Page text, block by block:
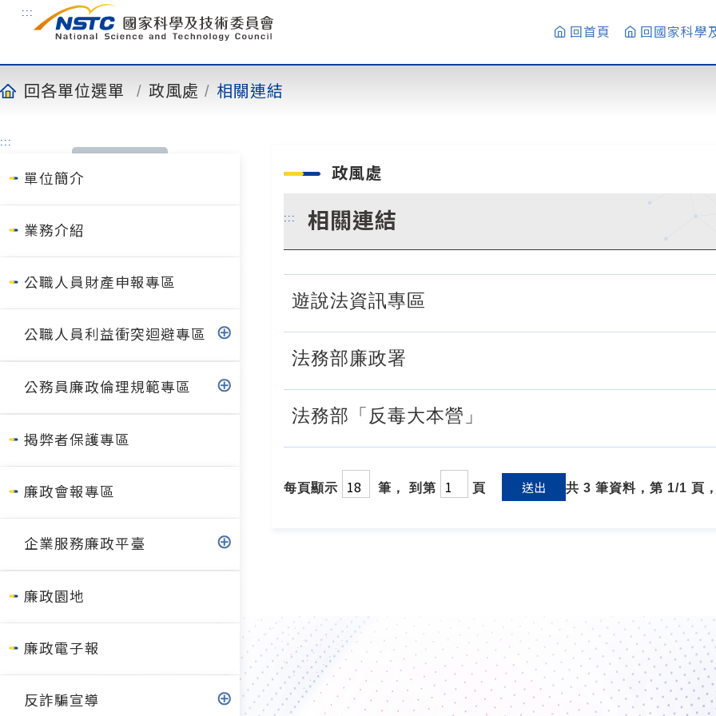
內
容
:::
回首頁 回國家科學
回各單位選單 政風處 相關連結
:::
單位簡介
業務介紹
公職人員財產申報專區
公職人員利益衝突迴避專區
公務員廉政倫理規範專區
揭弊者保護專區
廉政會報專區
企業服務廉政平臺
廉政園地
廉政電子報
反詐騙宣導
政風處
::: 相關連結
遊說法資訊專區
法務部廉政署
法務部「反毒大本營」
共 3 筆資料，第 1/1 頁
每頁顯示 筆， 到第 頁 送出